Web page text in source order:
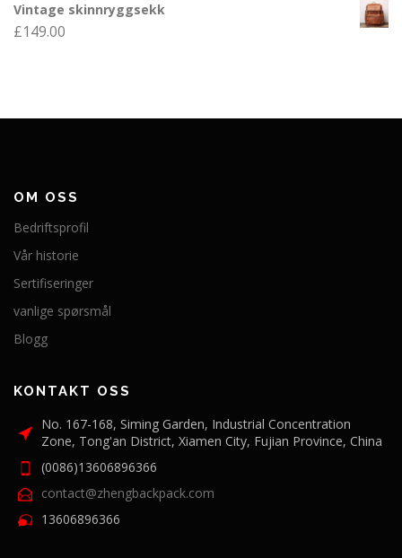
Vintage skinnryggsekk
£149.00
OM OSS
Bedriftsprofil
Vår historie
Sertifiseringer
vanlige spørsmål
Blogg
KONTAKT OSS
No. 167-168, Siming Garden, Industrial Concentration
Zone, Tong'an District, Xiamen City, Fujian Province, China
(0086)13606896366
contact@zhengbackpack.com
13606896366